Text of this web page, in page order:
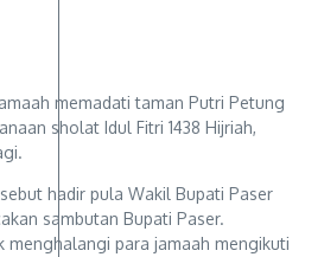
memadati taman Putri Petung
sholat Idul Fitri 1438 Hijriah,
hadir pula Wakil Bupati Paser
sambutan Bupati Paser.
menghalangi para jamaah mengikuti